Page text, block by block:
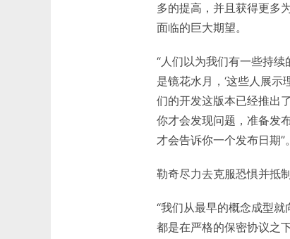
多的提高，并且获得更多
面临的巨大期望。
“人们以为我们有一些持
是镜花水月，‘这些人展示
们的开发这版本已经推出
你才会发现问题，准备发
才会告诉你一个发布日期”。
勒奇尽力去克服恐惧并抵
“我们从最早的概念成型
都是在严格的保密协议之